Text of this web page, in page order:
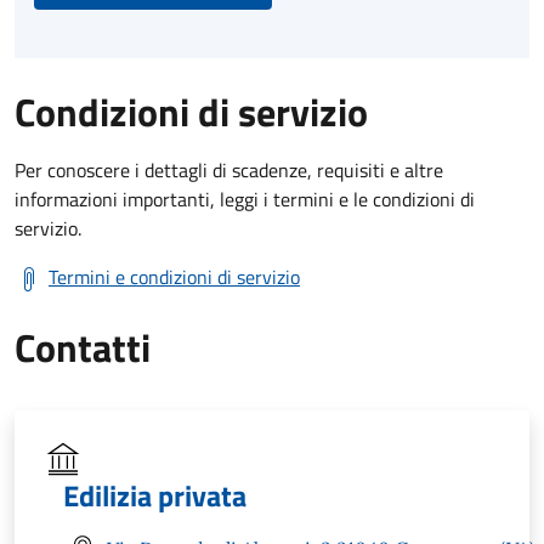
Condizioni di servizio
Per conoscere i dettagli di scadenze, requisiti e altre
informazioni importanti, leggi i termini e le condizioni di
servizio.
Termini e condizioni di servizio
Contatti
Edilizia privata